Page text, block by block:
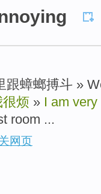
跟蟑螂搏斗 »
很烦 » I am
room ...
网页